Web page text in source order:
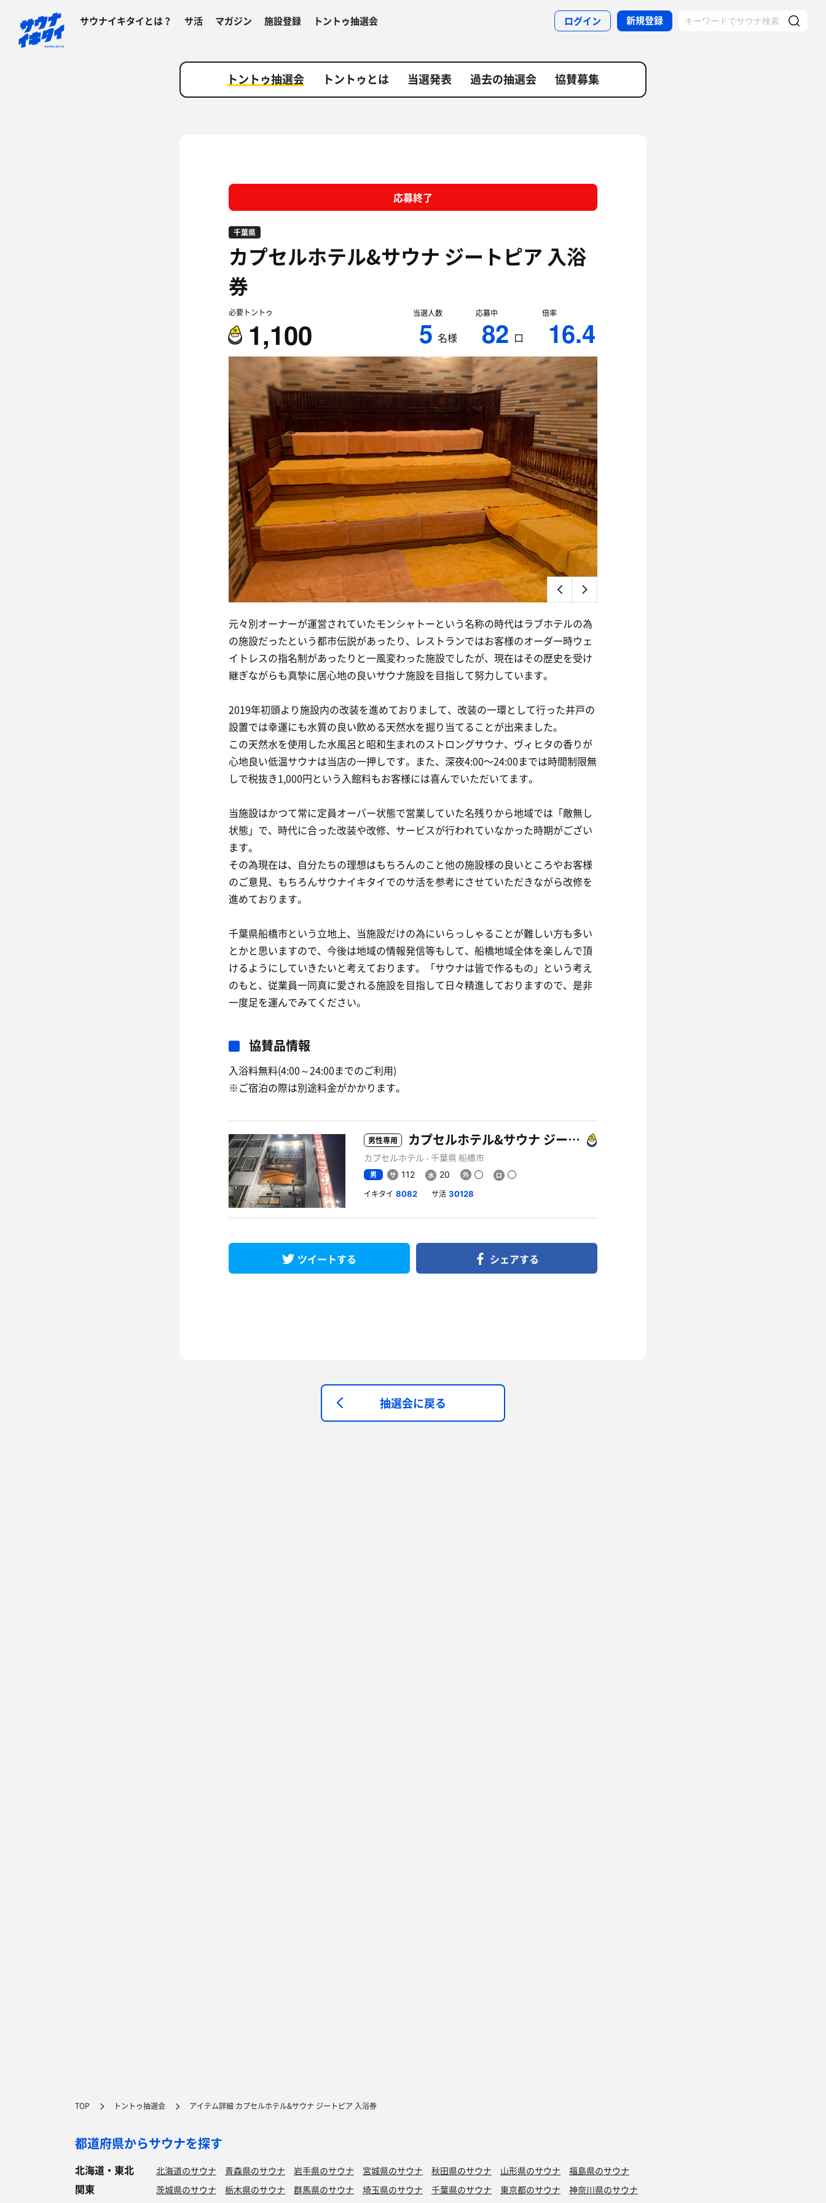
サウナイキタイとは？ サ活 マガジン 施設登録 トントゥ抽選会 ログイン 新規登録
トントゥ抽選会 トントゥとは 当選発表 過去の抽選会 協賛募集
応募終了
千葉県
カプセルホテル&サウナ ジートピア入浴
券
必要トントゥ
1,100
当選人数
5 名様
応募中
82 口
倍率
16.4
元々別オーナーが運営されていたモンシャトーという名称の時代はラブホテルの為
の施設だったという都市伝説があったり、レストランではお客様のオーダー時ウェ
イトレスの指名制があったりと一風変わった施設でしたが、現在はその歴史を受け
継ぎながらも真摯に居心地の良いサウナ施設を目指して努力しています。
2019年初頭より施設内の改装を進めておりまして、改装の一環として行った井戸の
設置では幸運にも水質の良い飲める天然水を掘り当てることが出来ました。
この天然水を使用した水風呂と昭和生まれのストロングサウナ、ヴィヒタの香りが
心地良い低温サウナは当店の一押しです。また、深夜4:00〜24:00までは時間制限無
しで税抜き1,000円という入館料もお客様には喜んでいただいてます。
当施設はかつて常に定員オーバー状態で営業していた名残りから地域では「敵無し
状態」で、時代に合った改装や改修、サービスが行われていなかった時期がござい
ます。
その為現在は、自分たちの理想はもちろんのこと他の施設様の良いところやお客様
のご意見、もちろんサウナイキタイでのサ活を参考にさせていただきながら改修を
進めております。
千葉県船橋市という立地上、当施設だけの為にいらっしゃることが難しい方も多い
とかと思いますので、今後は地域の情報発信等もして、船橋地域全体を楽しんで頂
けるようにしていきたいと考えております。「サウナは皆で作るもの」という考え
のもと、従業員一同真に愛される施設を目指して日々精進しておりますので、是非
一度足を運んでみてください。
協賛品情報
入浴料無料(4:00～24:00までのご利用)
※ご宿泊の際は別途料金がかかります。
男性専用 カプセルホテル&サウナ ジートピア
カプセルホテル - 千葉県 船橋市
男 112 20
イキタイ 8082 サ活 30128
ツイートする シェアする
抽選会に戻る
TOP トントゥ抽選会 アイテム詳細 カプセルホテル&サウナ ジートピア 入浴券
都道府県からサウナを探す
北海道・東北 北海道のサウナ 青森県のサウナ 岩手県のサウナ 宮城県のサウナ 秋田県のサウナ 山形県のサウナ 福島県のサウナ
関東 茨城県のサウナ 栃木県のサウナ 群馬県のサウナ 埼玉県のサウナ 千葉県のサウナ 東京都のサウナ 神奈川県のサウナ